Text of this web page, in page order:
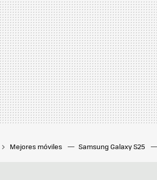
Mejores móviles Samsung Galaxy S25